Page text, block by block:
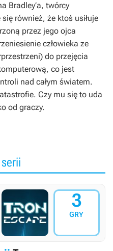
Bradley’a, twórcy
również, że ktoś usiłuje
przez jego ojca
człowieka ze
do przejęcia
co jest
nad całym światem.
Czy mu się to uda
od graczy.
serii
3
GRY